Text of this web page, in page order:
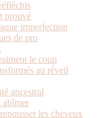
prouvé
imperfection
de pro
le coup
au réveil
ancestral
abîmer
les cheveux